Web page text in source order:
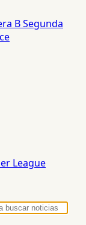
BSegunda
League